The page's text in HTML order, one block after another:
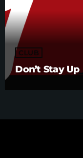
CLUB
Don’t Stay Up